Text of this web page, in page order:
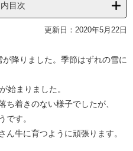
目次
更新日：2020年5月22日
降りました。季節はずれの雪に
始まりました。
着きのない様子でしたが、
です。
牛に育つように頑張ります。